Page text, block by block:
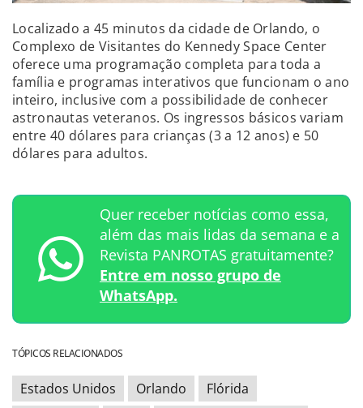
Localizado a 45 minutos da cidade de Orlando, o
Complexo de Visitantes do Kennedy Space Center
oferece uma programação completa para toda a
família e programas interativos que funcionam o ano
inteiro, inclusive com a possibilidade de conhecer
astronautas veteranos. Os ingressos básicos variam
entre 40 dólares para crianças (3 a 12 anos) e 50
dólares para adultos.
Quer receber notícias como essa,
além das mais lidas da semana e a
Revista PANROTAS gratuitamente?
Entre em nosso grupo de
WhatsApp.
TÓPICOS RELACIONADOS
Estados Unidos Orlando
Flórida